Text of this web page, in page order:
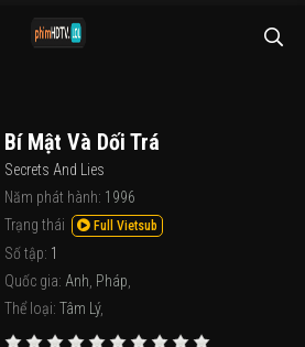
Bí Mật Và Dối Trá
Secrets And Lies
Năm phát hành: 1996
Trạng thái
Full Vietsub
Số tập: 1
Quốc gia: Anh Pháp
Thể loại: Tâm Lý,